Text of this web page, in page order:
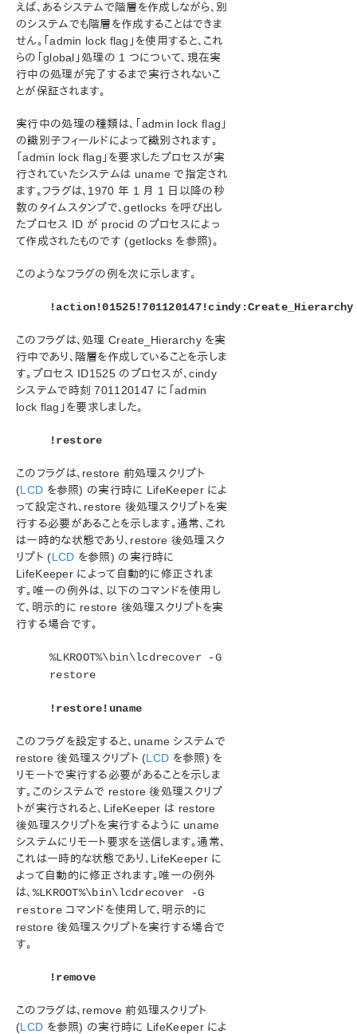
LifeKeeper のフラグ
flg_create
flg_list
flg_remove
lk_chg_value
lk_err
perform_action
sendevent
volume
LKSUPPORT
IP ローカルリカバリ
ベント転送の概要
ユーザガイド
DataKeeper
トラブルシューティング
アプリケーションリカバリーキット
ポートマトリックス
LifeKeeper Single Server Protection for Windows
LifeKeeper Single Server Protection for Windows
テクニカルドキュメンテーション
プロダクトライフサイクル
PDFでダウンロード
えば、あるシステムで階層を作成しながら、別
のシステムでも階層を作成することはできま
せん。「admin lock flag」を使用すると、これ
らの「global」処理の 1 つについて、現在実
行中の処理が完了するまで実行されないこ
とが保証されます。
実行中の処理の種類は、「admin lock flag」
の識別子フィールドによって識別されます。
「admin lock flag」を要求したプロセスが実
行されていたシステムは uname で指定され
ます。フラグは、1970 年 1 月 1 日以降の秒
数のタイムスタンプで、getlocks を呼び出し
たプロセス ID が procid のプロセスによっ
て作成されたものです (getlocks を参照)。
このようなフラグの例を次に示します。
!action!01525!701120147!cindy:Create_Hierarchy
このフラグは、処理 Create_Hierarchy を実
行中であり、階層を作成していることを示しま
す。プロセス ID1525 のプロセスが、cindy
システムで時刻 701120147 に「admin
lock flag」を要求しました。
!restore
このフラグは、restore 前処理スクリプト
(LCD を参照) の実行時に LifeKeeper によ
って設定され、restore 後処理スクリプトを実
行する必要があることを示します。通常、これ
は一時的な状態であり、restore 後処理スク
リプト (LCD を参照) の実行時に
LifeKeeper によって自動的に修正されま
す。唯一の例外は、以下のコマンドを使用し
て、明示的に restore 後処理スクリプトを実
行する場合です。
%LKROOT%\bin\lcdrecover -G
restore
!restore!uname
このフラグを設定すると、uname システムで
restore 後処理スクリプト (LCD を参照) を
リモートで実行する必要があることを示しま
す。このシステムで restore 後処理スクリプ
トが実行されると、LifeKeeper は restore
後処理スクリプトを実行するように uname
システムにリモート要求を送信します。通常、
これは一時的な状態であり、LifeKeeper に
よって自動的に修正されます。唯一の例外
は、 %LKROOT%\bin\lcdrecover -G
restore コマンドを使用して、明示的に
restore 後処理スクリプトを実行する場合で
す。
!remove
このフラグは、remove 前処理スクリプト
(LCD を参照) の実行時に LifeKeeper によ